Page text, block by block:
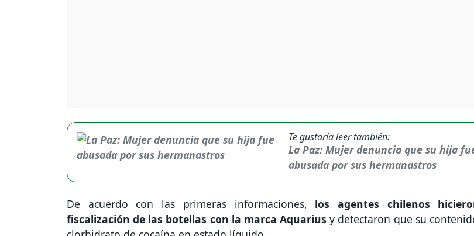
Te gustaría leer también:
La Paz: Mujer denuncia que su hija
abusada por sus hermanastros
De acuerdo con las primeras informaciones, los agentes chilenos
fiscalización de las botellas con la marca Aquarius y detectaron que su